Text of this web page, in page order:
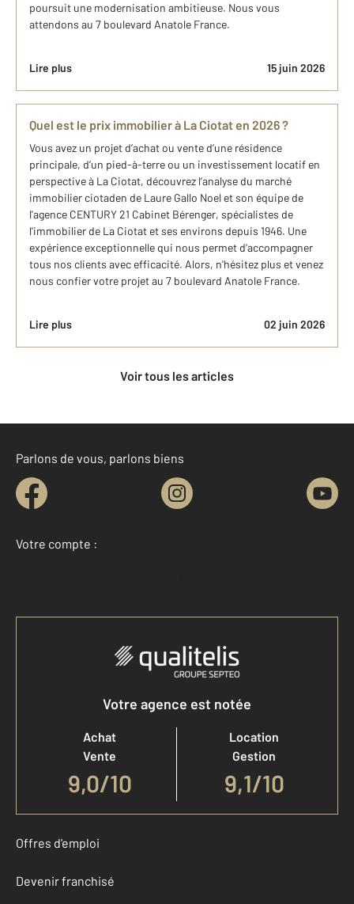
poursuit une modernisation ambitieuse. Nous vous
attendons au 7 boulevard Anatole France.
Lire plus 15 juin 2026
Quel est le prix immobilier à La Ciotat en 2026 ?
Vous avez un projet d’achat ou vente d’une résidence
principale, d’un pied-à-terre ou un investissement locatif en
perspective à La Ciotat, découvrez l’analyse du marché
immobilier ciotaden de Laure Gallo Noel et son équipe de
l'agence CENTURY 21 Cabinet Bérenger, spécialistes de
l'immobilier de La Ciotat et ses environs depuis 1946. Une
expérience exceptionnelle qui nous permet d'accompagner
tous nos clients avec efficacité. Alors, n'hésitez plus et venez
nous confier votre projet au 7 boulevard Anatole France.
Lire plus 02 juin 2026
Voir tous les articles
Parlons de vous, parlons biens
Votre compte :
Accéder à mon compte
Votre agence est notée
Achat
Vente
9,0/10
Location
Gestion
9,1/10
Offres d'emploi
Devenir franchisé